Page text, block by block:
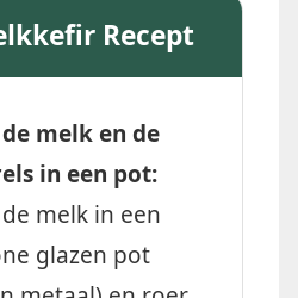
Recept
melk en de
in een pot:
melk in een
glazen pot